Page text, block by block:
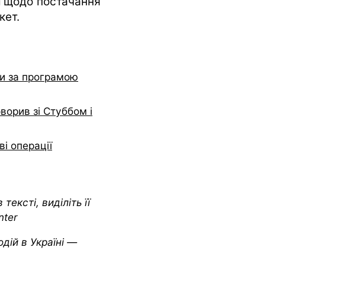
за програмою
зі Стуббом і
операції
виділіть її
в Україні —